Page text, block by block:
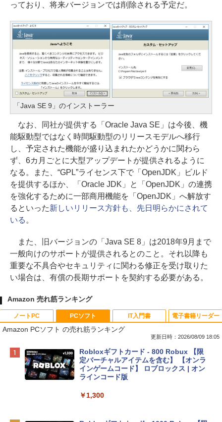
っており、将来バージョンでは削除される予定だ。
「Java SE 9」のインストーラー
なお、同社が提供する「Oracle Java SE」は今後、機
能駆動型ではなく時間駆動型のリリースモデルへ移行
し、予定された機能が盛り込まれたかどうかに関わら
ず、6カ月ごとに大型アップデートが提供されるように
なる。また、“GPL”ライセンス下で「OpenJDK」ビルド
を提供するほか、「Oracle JDK」と「OpenJDK」の連携
を強化するために一部商用機能を「OpenJDK」へ解放す
るといった新しいリリース方針も、先日明らかにされて
いる 。
また、旧バージョンの「Java SE 8」は2018年9月まで
一般向けのサポートが提供されるとのこと。それ以降も
重要な不具合やセキュリティに関わる修正を受け取りた
い場合は、有償の長期サポートを契約する必要がある。
Amazon 売れ筋ランキング
ノートPC
Apple 2026 MacBook Neo A18 Proチッ
プ搭載13インチノートブック：AIとAppl
e Intelligenceのために設計、Liquid Ret
inaディスプレイ、8GBユニファイドメモ
eTime HDカメラ - インディゴ
PCソフト
Amazon PCソフト の売れ筋ランキング
更新日時：2026/08/09 18:05
Robloxギフトカード - 800 Robux 【限
定バーチャルアイテムを含む】 【オンラ
インゲームコード】 ロブロックス | オン
ラインコード版
￥1,300
IT入門書 電子書籍リーダー